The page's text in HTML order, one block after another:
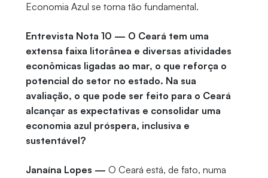
Economia Azul se torna tão fundamental.
Entrevista Nota 10 — O Ceará tem uma
extensa faixa litorânea e diversas atividades
econômicas ligadas ao mar, o que reforça o
potencial do setor no estado. Na sua
avaliação, o que pode ser feito para o Ceará
alcançar as expectativas e consolidar uma
economia azul próspera, inclusiva e
sustentável?
Janaína Lopes — O Ceará está, de fato, numa